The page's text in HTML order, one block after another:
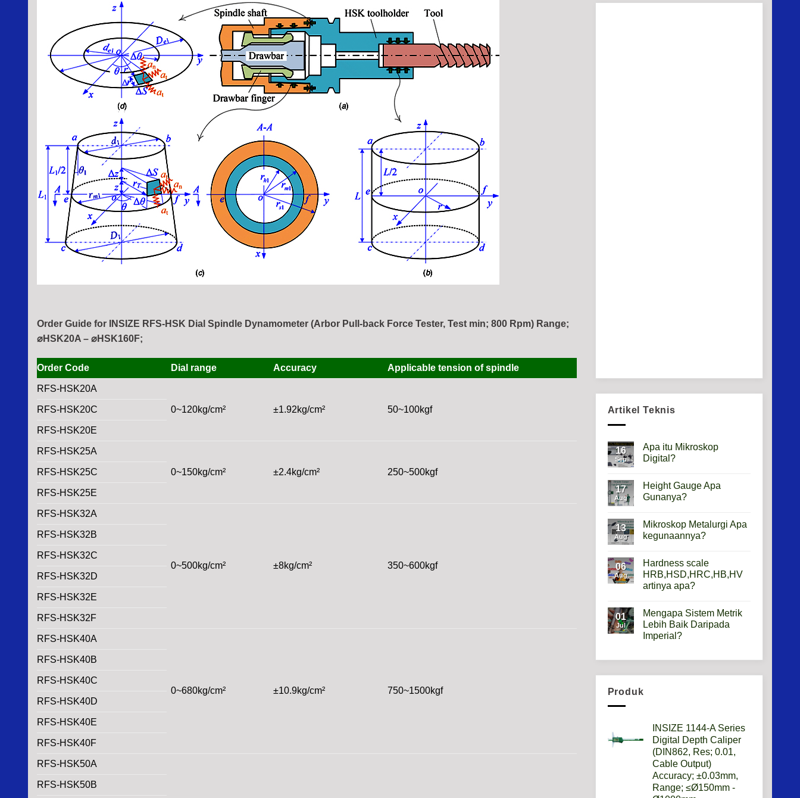
Order Guide for INSIZE RFS-HSK Dial Spindle Dynamometer (Arbor Pull-back Force Tester, Test min; 800 Rpm) Range;
⌀HSK20A – ⌀HSK160F;
Order Code Dial range Accuracy Applicable tension of spindle
RFS-HSK20A
0~120kg/cm² ±1.92kg/cm² 50~100kgf
RFS-HSK20C
RFS-HSK20E
RFS-HSK25A
0~150kg/cm² ±2.4kg/cm² 250~500kgf
RFS-HSK25C
RFS-HSK25E
RFS-HSK32A
0~500kg/cm² ±8kg/cm² 350~600kgf
RFS-HSK32B
RFS-HSK32C
RFS-HSK32D
RFS-HSK32E
RFS-HSK32F
RFS-HSK40A
0~680kg/cm² ±10.9kg/cm² 750~1500kgf
RFS-HSK40B
RFS-HSK40C
RFS-HSK40D
RFS-HSK40E
RFS-HSK40F
RFS-HSK50A
RFS-HSK50B
Artikel Teknis
16
Sep
Apa itu Mikroskop
Digital?
on
Apa
itu
17
Aug
Height Gauge Apa
Gunanya?
on
Height
Gauge
13
Aug
Mikroskop Metalurgi Apa
kegunaannya?
on
Mikroskop
Metalurgi
Apa
06
Aug
Hardness scale
HRB,HSD,HRC,HB,HV
artinya apa?
on
Hardness
scale
HRB,HSD,HRC,HB,HV
01
Jul
Mengapa Sistem Metrik
Lebih Baik Daripada
Imperial?
Lebih
Produk
INSIZE 1144-A Series
Digital Depth Caliper
(DIN862, Res; 0.01,
Cable Output)
Accuracy; ±0.03mm,
Range; ≤Ø150mm -